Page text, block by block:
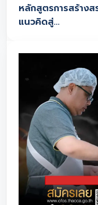
หลักสูตรการสร้าง
แนวคิดสู่…